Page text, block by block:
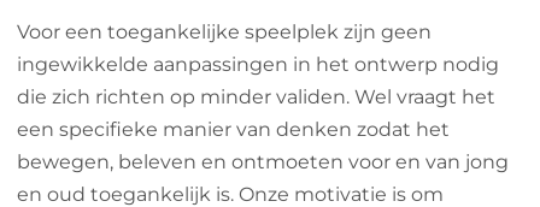
Voor een toegankelijke speelplek zijn geen
ingewikkelde aanpassingen in het ontwerp nodig
die zich richten op minder validen. Wel vraagt het
een specifieke manier van denken zodat het
bewegen, beleven en ontmoeten voor en van jong
en oud toegankelijk is. Onze motivatie is om